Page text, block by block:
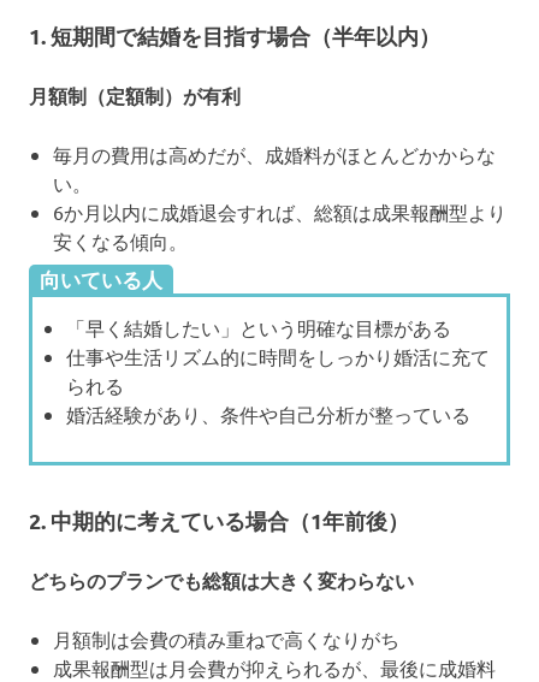
1. 短期間で結婚を目指す場合（半年以内）
月額制（定額制）が有利
毎月の費用は高めだが、成婚料がほとんどかからな
い。
6か月以内に成婚退会すれば、総額は成果報酬型より
安くなる傾向。
向いている人
「早く結婚したい」という明確な目標がある
仕事や生活リズム的に時間をしっかり婚活に充て
られる
婚活経験があり、条件や自己分析が整っている
2. 中期的に考えている場合（1年前後）
どちらのプランでも総額は大きく変わらない
月額制は会費の積み重ねで高くなりがち
成果報酬型は月会費が抑えられるが、最後に成婚料